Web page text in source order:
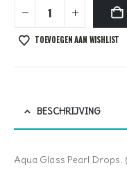
TOEVOEGEN AAN WISHLIST
BESCHRIJVING
Aqua Glass Pearl